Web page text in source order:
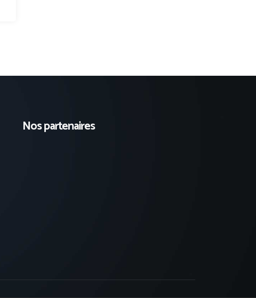
Nos partenaires